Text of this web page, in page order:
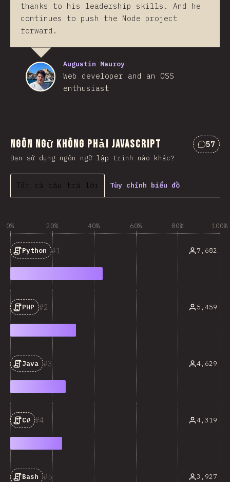
thanks to his leadership skills. And he
continues to push the Node project
forward.
Augustin Mauroy
Web developer and an OSS
enthusiast
Ngôn ngữ không phải JavaScript
Nhận
57
Bạn sử dụng ngôn ngữ lập trình nào khác?
Tất cả câu trả lời Tùy chỉnh biểu đồ
0% 20% 40% 60% 80% 100%
1
Python 7,682
2
PHP 5,459
3
Java 4,629
4
C# 4,319
5
Bash 3,927